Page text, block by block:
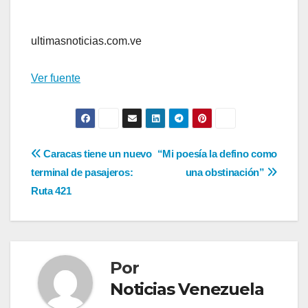
ultimasnoticias.com.ve
Ver fuente
Navegación
de
entradas
“Mi poesía la defino como
una obstinación”
Caracas tiene un nuevo
terminal de pasajeros:
Ruta 421
Por
Noticias Venezuela